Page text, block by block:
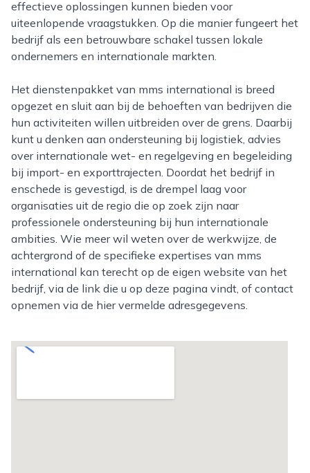
effectieve oplossingen kunnen bieden voor
uiteenlopende vraagstukken. Op die manier fungeert het
bedrijf als een betrouwbare schakel tussen lokale
ondernemers en internationale markten.
Het dienstenpakket van mms international is breed
opgezet en sluit aan bij de behoeften van bedrijven die
hun activiteiten willen uitbreiden over de grens. Daarbij
kunt u denken aan ondersteuning bij logistiek, advies
over internationale wet- en regelgeving en begeleiding
bij import- en exporttrajecten. Doordat het bedrijf in
enschede is gevestigd, is de drempel laag voor
organisaties uit de regio die op zoek zijn naar
professionele ondersteuning bij hun internationale
ambities. Wie meer wil weten over de werkwijze, de
achtergrond of de specifieke expertises van mms
international kan terecht op de eigen website van het
bedrijf, via de link die u op deze pagina vindt, of contact
opnemen via de hier vermelde adresgegevens.